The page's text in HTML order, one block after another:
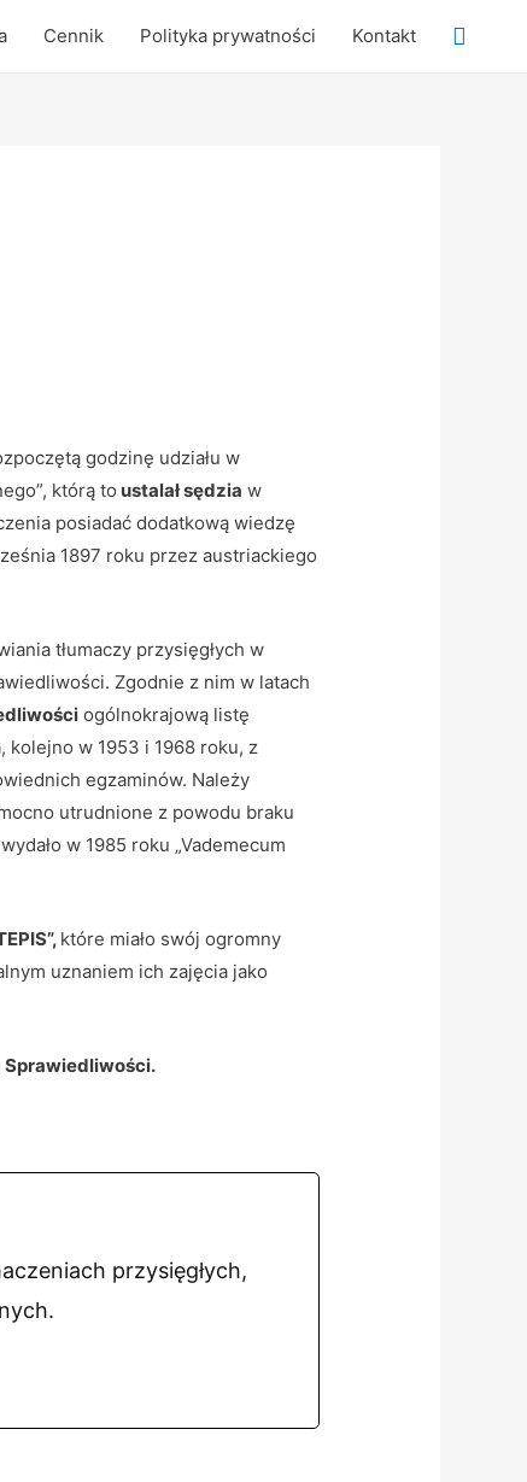
Cennik Polityka prywatności Kontakt Search
godzinę udziału w
którą to ustalał sędzia w
posiadać dodatkową wiedzę
1897 roku przez austriackiego
tłumaczy przysięgłych w
Zgodnie z nim w latach
ogólnokrajową listę
kolejno w 1953 i 1968 roku, z
egzaminów. Należy
utrudnione z powodu braku
w 1985 roku „Vademecum
które miało swój ogromny
uznaniem ich zajęcia jako
przysięgłych,